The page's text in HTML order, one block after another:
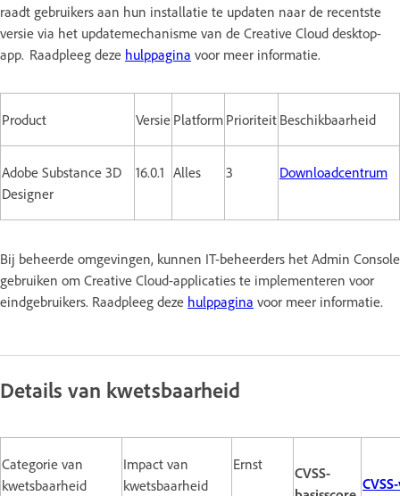
raadt gebruikers aan hun installatie te updaten naar de recentste
versie via het updatemechanisme van de Creative Cloud desktop-
app. Raadpleeg deze hulppagina voor meer informatie.
Product Versie Platform Prioriteit Beschikbaarheid
Adobe Substance 3D
Designer
16.0.1 Alles 3 Downloadcentrum
Bij beheerde omgevingen, kunnen IT-beheerders het Admin Console
gebruiken om Creative Cloud-applicaties te implementeren voor
eindgebruikers. Raadpleeg deze hulppagina voor meer informatie.
Details van kwetsbaarheid
Categorie van
kwetsbaarheid
Impact van
kwetsbaarheid
Ernst
CVSS-